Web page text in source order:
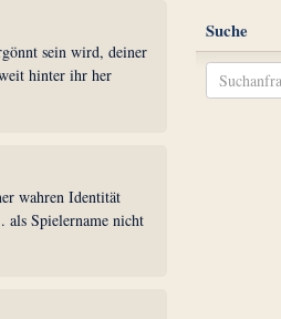
sein wird, deiner
hinter ihr her
wahren Identität
als Spielername nicht
Suche